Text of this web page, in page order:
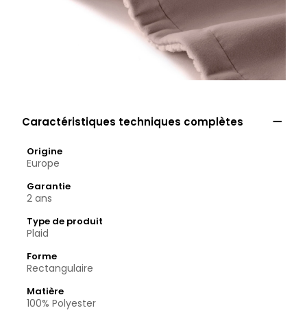
Caractéristiques techniques complètes 
Origine
Europe
Garantie
2 ans
Type de produit
Plaid
Forme
Rectangulaire
Matière
100% Polyester